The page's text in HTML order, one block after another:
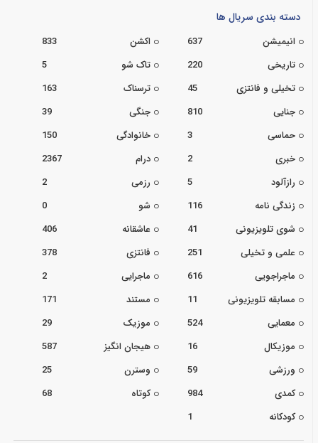
دسته بندی سریال ها
انیمیشن 637 اکشن
833
تاریخی
220 تاک شو
5
تخیلی و فانتزی
45 ترسناک
163
جنایی
810 جنگی
39
حماسی
3 خانوادگی
150
خبری
2 درام
2367
رازآلود
5 رزمی
2
زندگی نامه
116 شو
0
شوی تلویزیونی
41 عاشقانه
406
علمی و تخیلی
251 فانتزی
378
ماجراجویی
616 ماجرایی
2
مسابقه تلویزیونی
11 مستند
171
معمایی
524 موزیک
29
موزیکال
16 هیجان انگیز
587
ورزشی
59 وسترن
25
کمدی
984 کوتاه
68
کودکانه
1